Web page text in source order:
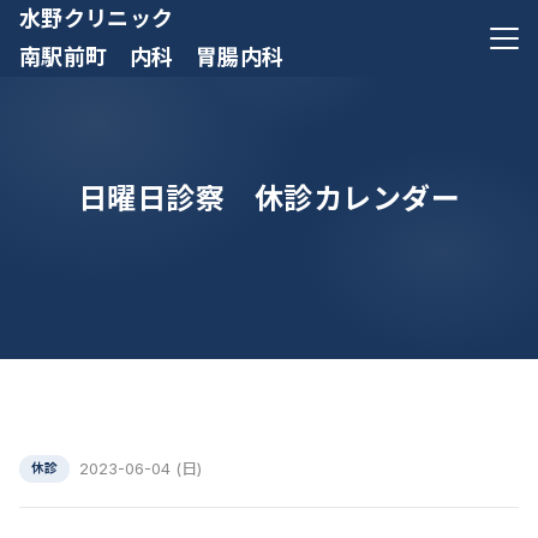
水野クリニック
南駅前町 内科 胃腸内科
メニ
日曜日診察 休診カレンダー
休診 2023-06-04 (日)